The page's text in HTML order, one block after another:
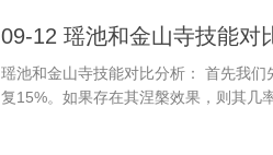
09-12 瑶池和金山寺技能对
瑶池和金山寺技能对比分析： 首先我
复15%。如果存在其涅槃效果，则其几